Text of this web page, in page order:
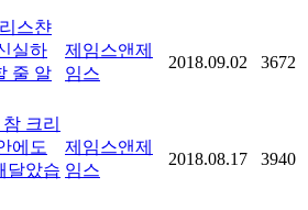
스챤
실하
줄 알
제임스앤제
임스
2018.09.02 3672
크리
에도
달았습
제임스앤제
임스
2018.08.17 3940